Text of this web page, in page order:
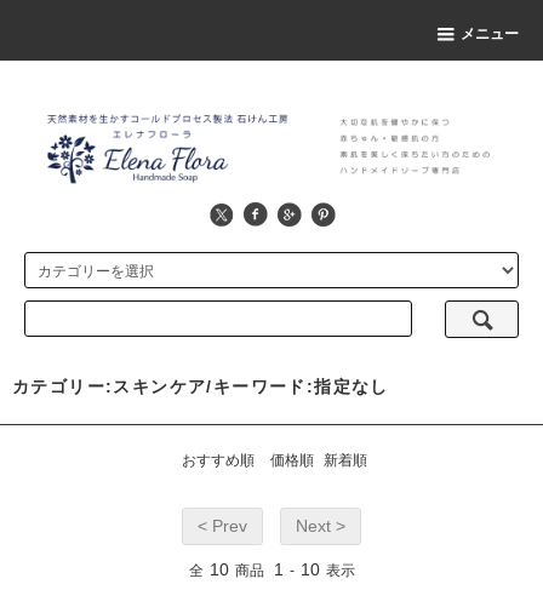
メニュー
カテゴリー:スキンケア/キーワード:指定なし
おすすめ順 価格順 新着順
< Prev Next >
全 10 商品 1 - 10 表示